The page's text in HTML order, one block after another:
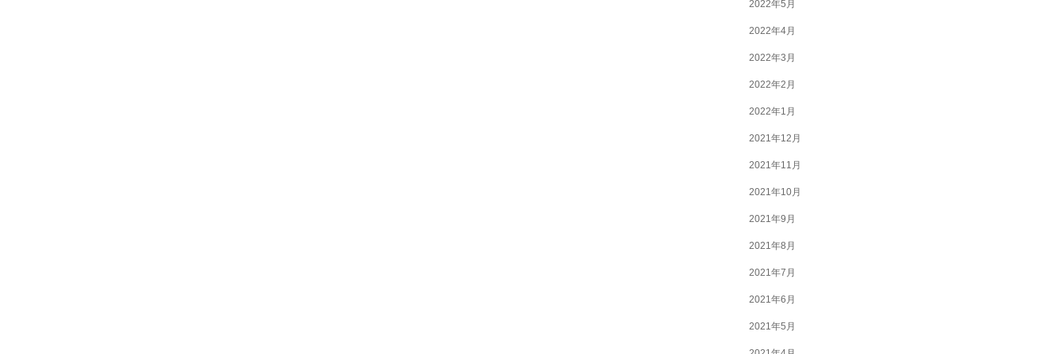
2022年5月
2022年4月
2022年3月
2022年2月
2022年1月
2021年12月
2021年11月
2021年10月
2021年9月
2021年8月
2021年7月
2021年6月
2021年5月